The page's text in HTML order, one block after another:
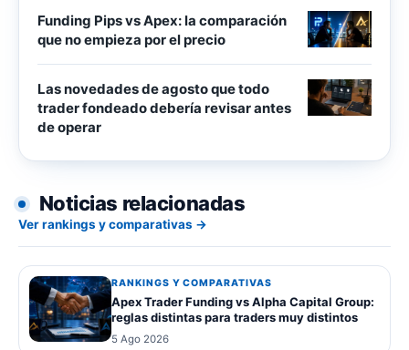
Funding Pips vs Apex: la comparación
que no empieza por el precio
Las novedades de agosto que todo
trader fondeado debería revisar antes
de operar
Noticias relacionadas
Ver rankings y comparativas →
RANKINGS Y COMPARATIVAS
Apex Trader Funding vs Alpha Capital Group:
reglas distintas para traders muy distintos
5 Ago 2026